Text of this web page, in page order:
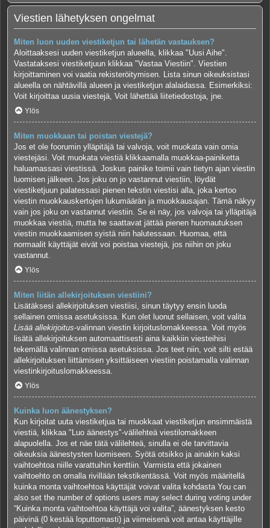
Viestien lähetyksen ongelmat
Miten luon uuden viestiketjun tai lähetän vastauksen?
Aloittaaksesi uuden viestiketjun alueella, klikkaa "Uusi Aihe".
Vastataksesi viestiketjuun klikkaa "Vastaa Viestiin". Viestien
kirjoittaminen voi vaatia rekisteröitymisen. Lista sinun oikeuksistasi
alueella on nähtävillä alueen ja viestiketjun alalaidassa. Esimerkiksi:
Voit kirjoittaa uusia viestejä, Voit lähettää liitetiedostoja, jne.
Ylös
Miten muokkaan tai poistan viestejä?
Jos et ole foorumin ylläpitäjä tai valvoja, voit muokata vain omia
viestejäsi. Voit muokata viestiä klikkaamalla muokkaa-painiketta
haluamassasi viestissä. Joskus painike toimii vain tietyn ajan viestin
luomisen jälkeen. Jos joku on jo vastannut viestiin, löydät
viestiketjuun palatessasi pienen tekstin viestisi alla, joka kertoo
viestin muokkauskertojen lukumäärän ja muokkausajan. Tämä näkyy
vain jos joku on vastannut viestiin. Se ei näy, jos valvoja tai ylläpitäjä
muokkaa viestiä, mutta he saattavat jättää pienen huomautuksen
viestin muokkaamisen syistä niin halutessaan. Huomaa, että
normaalit käyttäjät eivät voi poistaa viestejä, jos niihin on joku
vastannut.
Ylös
Miten liitän allekirjoituksen viestiini?
Lisätäksesi allekirjoituksen viestiisi, sinun täytyy ensin luoda
sellainen omissa asetuksissa. Kun olet luonut sellaisen, voit valita
Lisää allekirjoitus-valinnan viestin kirjoituslomakkeessa. Voit myös
lisätä allekirjoituksen automaattisesti aina kaikkiin viesteihisi
tekemällä valinnan omissa asetuksissa. Jos teet niin, voit silti estää
allekirjoituksen liittämisen yksittäiseen viestiin poistamalla valinnan
viestinkirjoituslomakkeessa.
Ylös
Kuinka luon äänestyksen?
Kun kirjoitat uuta viestiketjua tai muokkaat viestiketjun ensimmäistä
viestiä, klikkaa "Luo äänestys"-välilehteä viestilomakkeen
alapuolella. Jos et näe tätä välilehteä, sinulla ei ole tarvittavia
oikeuksia äänestysten luomiseen. Syötä otsikko ja ainakin kaksi
vaihtoehtoa niille varattuihin kenttiin. Varmista että jokainen
vaihtoehto on omalla rivillään tekstikentässä. Voit myös määritellä
kuinka monta vaihtoehtoa käyttäjät voivat valita kohdasta You can
also set the number of options users may select during voting under
“Kuinka monta vaihtoehtoa käyttäjä voi valita”, äänestyksen kesto
päivinä (0 kestää loputtomasti) ja viimeisenä voit antaa käyttäjille